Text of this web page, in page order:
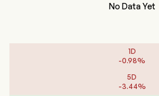
No Data Yet
1D
-0.98%
5D
-3.44%